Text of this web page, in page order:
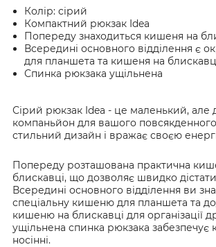
Колір: сірий
Компактний рюкзак Idea
Попереду знаходиться кишеня на
Всередині основного відділення є
для планшета та кишеня на
Спинка рюкзака ущільнена
Сірий рюкзак Idea - це маленький, але
компаньйон для вашого
стильний дизайн і вражає своєю
Попереду розташована практична
блискавці, що дозволяє швидко дістати
Всередині основного відділення ви
спеціальну кишеню для планшета та
кишеню на блискавці для організації
ущільнена спинка рюкзака
носінні.